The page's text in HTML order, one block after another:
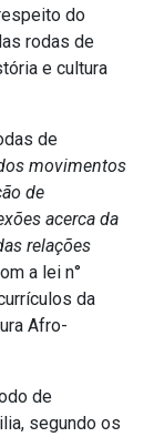
do
rodas de
e cultura
de
movimentos
de
acerca da
relações
a lei n°
da
Afro-
de
segundo os